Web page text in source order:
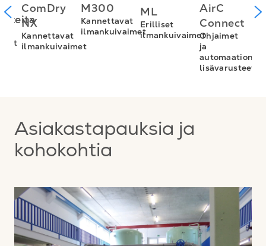
ComDry
NX
Kannettavat
ilmankuivaimet
M300
Kannettavat
ilmankuivaimet
ML
Erilliset
ilmankuivaimet
AirC
Connect
Ohjaimet
ja
automaation
lisävarusteet
Asiakastapauksia ja
kohokohtia